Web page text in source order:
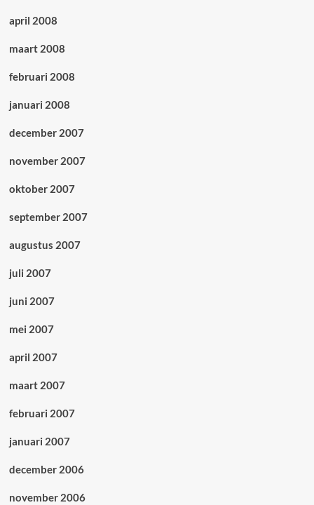
april 2008
maart 2008
februari 2008
januari 2008
december 2007
november 2007
oktober 2007
september 2007
augustus 2007
juli 2007
juni 2007
mei 2007
april 2007
maart 2007
februari 2007
januari 2007
december 2006
november 2006